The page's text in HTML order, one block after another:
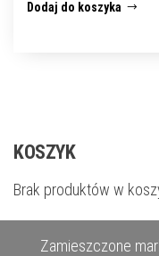
Dodaj do koszyka
KOSZYK
Brak produktów w
Zamieszczone